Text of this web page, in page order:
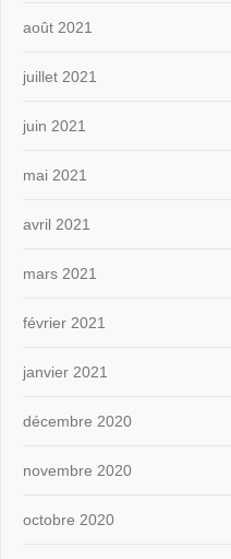
août 2021
juillet 2021
juin 2021
mai 2021
avril 2021
mars 2021
février 2021
janvier 2021
décembre 2020
novembre 2020
octobre 2020